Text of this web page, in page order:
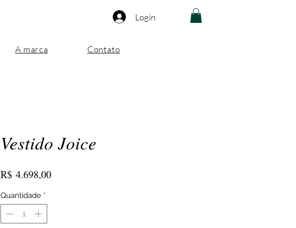
Login
A marca Contato
Vestido Joice
R$ 4.698,00Preço
Quantidade *